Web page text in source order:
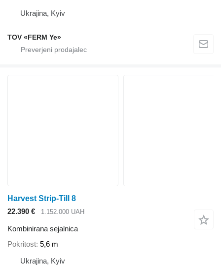
Ukrajina, Kyiv
TOV «FERM Ye»
Harvest Strip-Till 8
22.390 €
1.152.000 UAH
Kombinirana sejalnica
Pokritost 5,6 m
Ukrajina, Kyiv